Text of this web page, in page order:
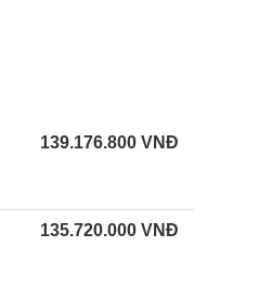
139.176.800 VNĐ
135.720.000 VNĐ